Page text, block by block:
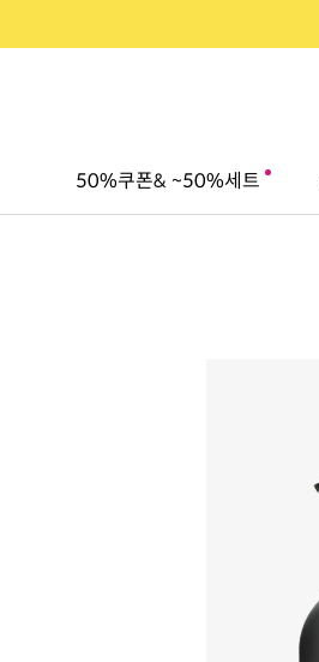
50%쿠폰& ~50%세트